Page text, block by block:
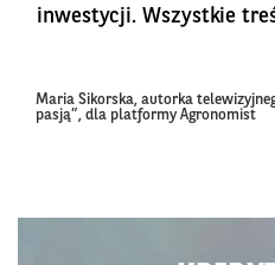
inwestycji. Wszystkie
Maria Sikorska, autorka
pasją”, dla platformy Agronomist